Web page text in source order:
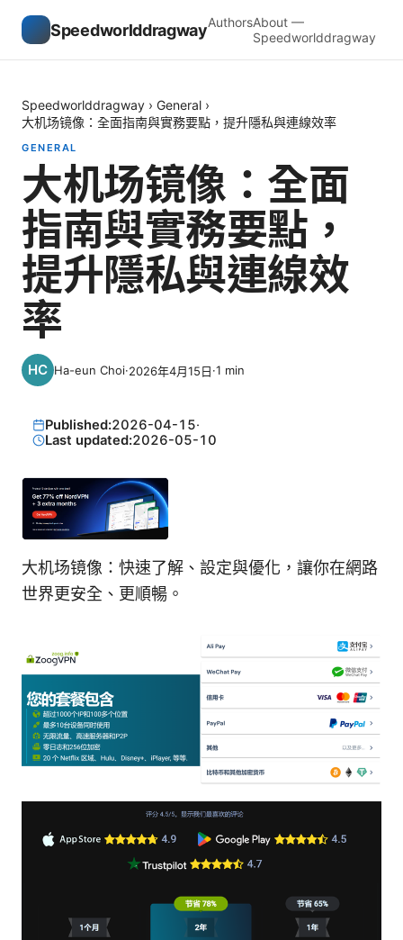
SpeedworlddragwayAuthorsAbout —
Speedworlddragway
Speedworlddragway › General ›
大机场镜像：全面指南與實務要點，提升隱私與連線效率
GENERAL
大机场镜像：全面
指南與實務要點，
提升隱私與連線效
率
Ha-eun Choi·2026年4月15日·1 min
Published:2026-04-15·
Last updated:2026-05-10
大机场镜像：快速了解、設定與優化，讓你在網路
世界更安全、更順暢。